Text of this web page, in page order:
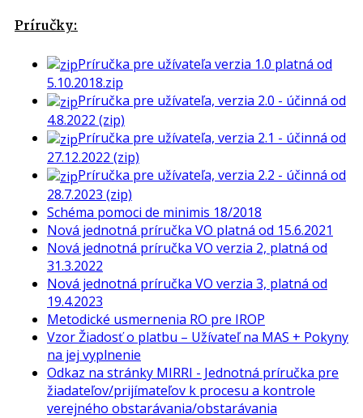
Príručky:
Príručka pre užívateľa verzia 1.0 platná od
5.10.2018.zip
Príručka pre užívateľa, verzia 2.0 - účinná od
4.8.2022 (zip)
Príručka pre užívateľa, verzia 2.1 - účinná od
27.12.2022 (zip)
Príručka pre užívateľa, verzia 2.2 - účinná od
28.7.2023 (zip)
Schéma pomoci de minimis 18/2018
Nová jednotná príručka VO platná od 15.6.2021
Nová jednotná príručka VO verzia 2, platná od
31.3.2022
Nová jednotná príručka VO verzia 3, platná od
19.4.2023
Metodické usmernenia RO pre IROP
Vzor Žiadosť o platbu – Užívateľ na MAS + Pokyny
na jej vyplnenie
Odkaz na stránky MIRRI - Jednotná príručka pre
žiadateľov/prijímateľov k procesu a kontrole
verejného obstarávania/obstarávania